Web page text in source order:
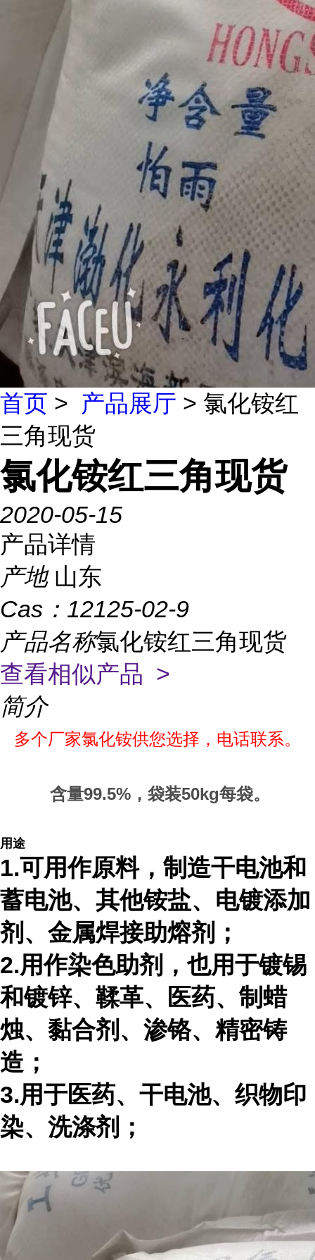
首页 > 产品展厅 > 氯化铵红
三角现货
氯化铵红三角现货
2020-05-15
产品详情
产地 山东
Cas： 12125-02-9
产品名称氯化铵红三角现货
查看相似产品 >
简介
多个厂家氯化铵供您选择，电话联系。
含量99.5%，袋装50kg每袋。
用途
1.可用作原料，制造干电池和
蓄电池、其他铵盐、电镀添加
剂、金属焊接助熔剂；
2.用作染色助剂，也用于镀锡
和镀锌、鞣革、医药、制蜡
烛、黏合剂、渗铬、精密铸
造；
3.用于医药、干电池、织物印
染、洗涤剂；